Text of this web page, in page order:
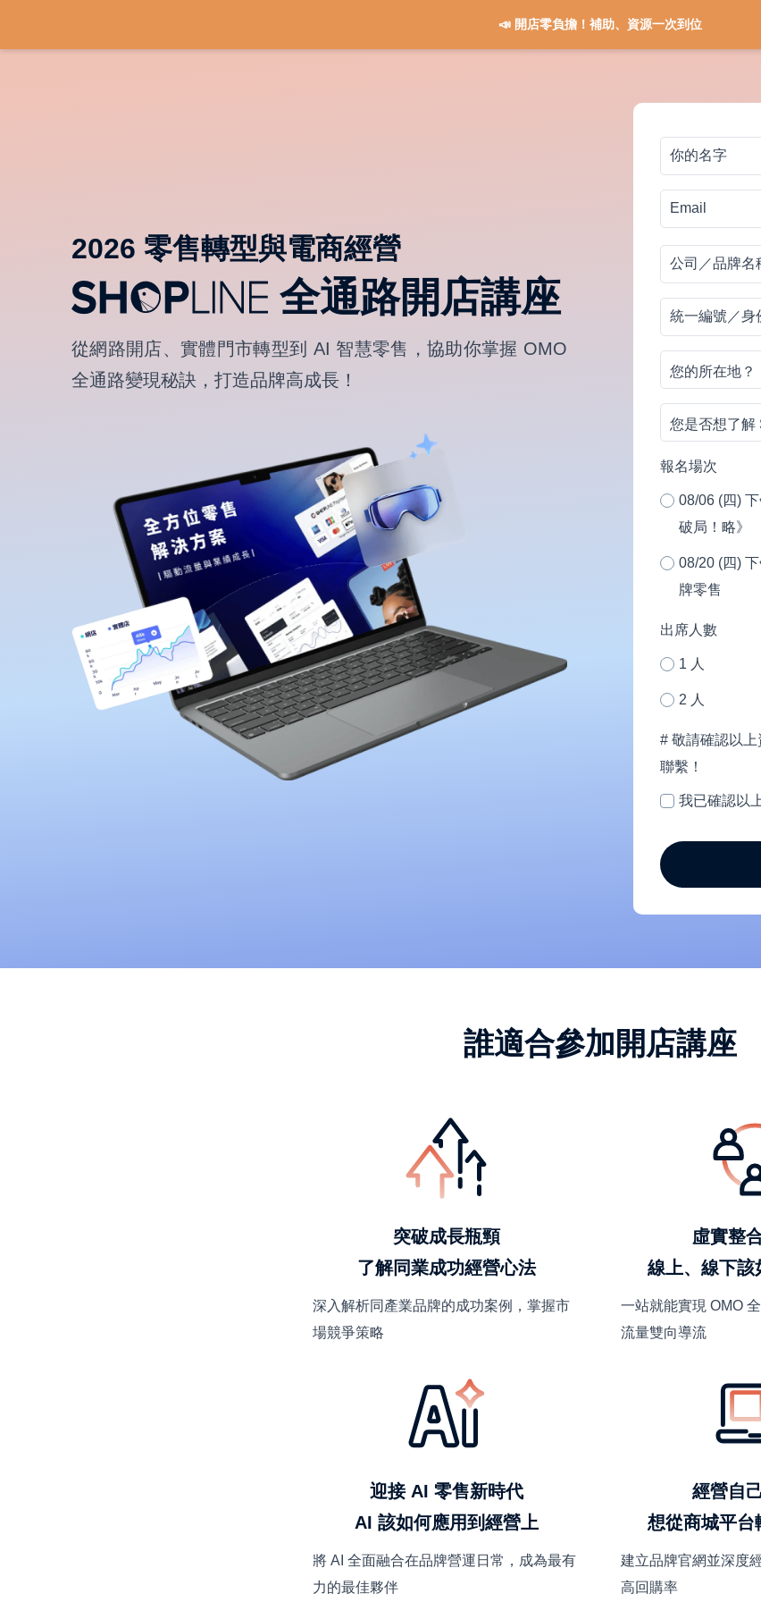
📣 開店零負擔！補助、資源一次到位
2026 零售轉型與電商經營
全通路開店講座
從網路開店、實體門市轉型到 AI 智慧零售，協助你掌握 OMO
全通路變現秘訣，打造品牌高成長！
你
名
字
電
號
碼
Email
公
司
／
牌
名
稱
營
額
區
間
／
月
統
編
號
／
身
份
證
(個
您
的
所
在
地？
您
是
否
SHOPLINE
服
報名場次
08/06 (四)
破局！略》
08/20 (四)
牌零售
出席人數
1 人
2 人
# 敬請確認以
聯繫！
我已確認以
誰適合參加開店講座
突破成長瓶頸
了解同業成功經營心法
深入解析同產業品牌的成功案例，掌握市
場競爭策略
虛實整
線上、線下該
一站就能實現 OMO
流量雙向導流
迎接 AI 零售新時代
AI 該如何應用到經營上
將 AI 全面融合在品牌營運日常，成為最有
力的最佳夥伴
經營自
想從商城平台
建立品牌官網並深度
高回購率